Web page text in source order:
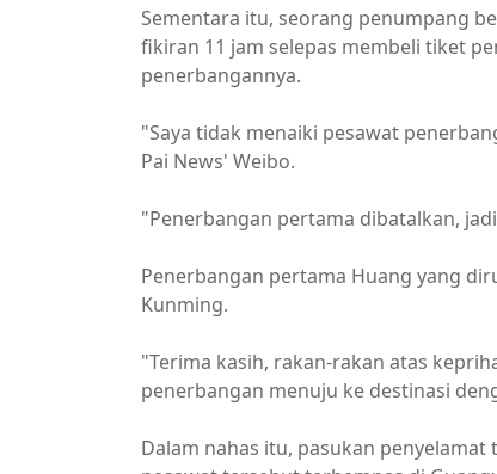
Sementara itu, seorang penumpang
fikiran 11 jam selepas membeli tiket
penerbangannya.
"Saya tidak menaiki pesawat
Pai News' Weibo.
"Penerbangan pertama dibatalkan,
Penerbangan pertama Huang yang
Kunming.
"Terima kasih, rakan-rakan atas
penerbangan menuju ke destinasi
Dalam nahas itu, pasukan